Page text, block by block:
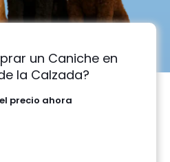
un Caniche en
la Calzada?
precio ahora